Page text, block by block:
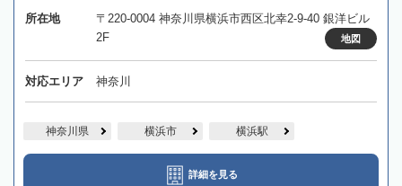
所在地
〒220-0004 神奈川県横浜市西区北幸2-9-40 銀洋ビル
2F
地図
対応エリア 神奈川
神奈川県 横浜市 横浜駅
詳細を見る